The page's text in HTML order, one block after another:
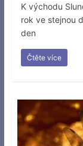
K východu
rok ve stejnou
den
Čtěte více